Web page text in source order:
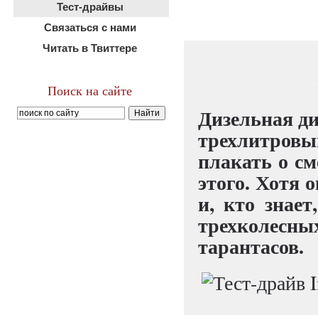
Тест-драйвы
Связаться с нами
Читать в Твиттере
Поиск на сайте
Дизельная
плакать о
этого. Хотя
и, кто
тарантасов.